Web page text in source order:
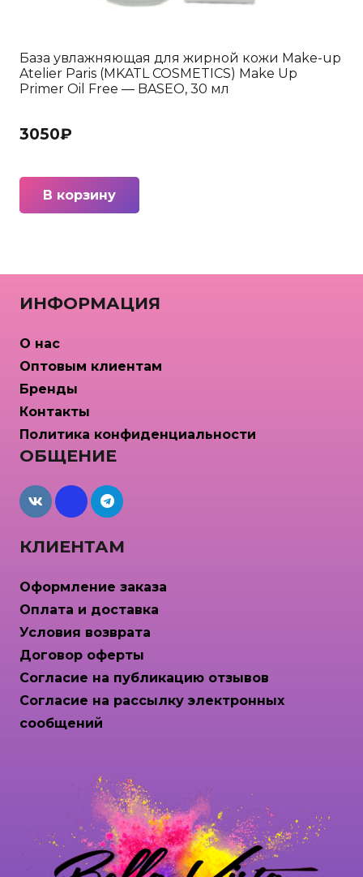
База увлажняющая для жирной кожи Make-up
Atelier Paris (MKATL COSMETICS) Make Up
Primer Oil Free — BASEO, 30 мл
3050₽
В корзину
КЛИЕНТАМ
Оформление заказа
Оплата и доставка
Условия возврата
Договор оферты
Согласие на публикацию отзывов
Согласие на рассылку электронных
сообщений
ОБЩЕНИЕ
maxcdn
ИНФОРМАЦИЯ
О нас
Оптовым клиентам
Бренды
Контакты
Политика конфиденциальности